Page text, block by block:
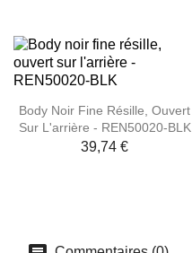
Body Noir Fine Résille, Ouvert
Sur L'arrière - REN50020-BLK
39,74 €